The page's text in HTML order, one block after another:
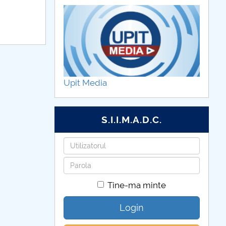
Upit Media
S.I.I.M.A.D.C.
Utilizatorul
Parola
Tine-ma minte
Login